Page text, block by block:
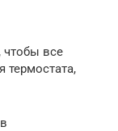
чтобы все
термостата,